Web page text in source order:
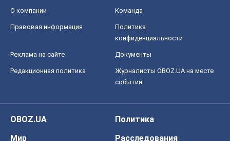
О компании Команда
Правовая информация
Политика
конфиденциальности
Реклама на сайте Документы
Редакционная политика
Журналисты OBOZ.UA на месте
событий
OBOZ.UA
Политика
Мир
Расследования